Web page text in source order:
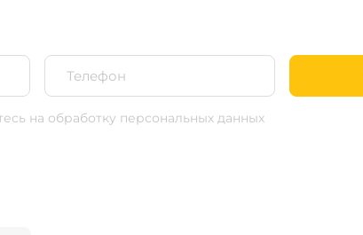
на обработку персональных данных